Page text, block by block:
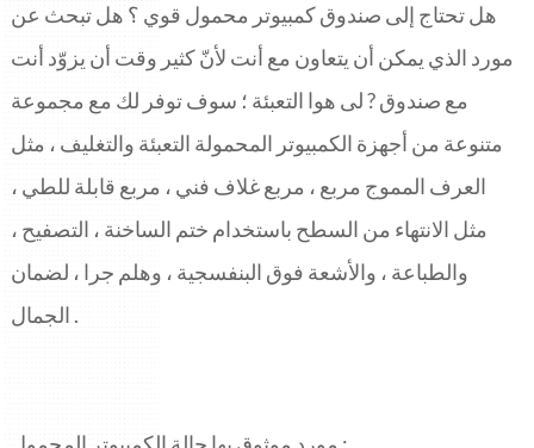
هل تحتاج إلى صندوق كمبيوتر محمول قوي ؟ هل تبحث عن
مورد الذي يمكن أن يتعاون مع أنت لأنّ كثير وقت أن يزوّد أنت
مع صندوق ? لى هوا التعبئة ؛ سوف توفر لك مع مجموعة
متنوعة من أجهزة الكمبيوتر المحمولة التعبئة والتغليف ، مثل
العرف المموج مربع ، مربع غلاف فني ، مربع قابلة للطي ،
مثل الانتهاء من السطح باستخدام ختم الساخنة ، التصفيح ،
والطباعة ، والأشعة فوق البنفسجية ، وهلم جرا ، لضمان
الجمال .